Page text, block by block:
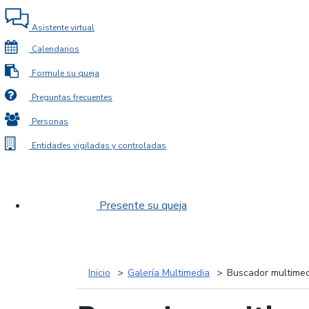
Asistente virtual
Calendarios
Formule su queja
Preguntas frecuentes
Personas
Entidades vigiladas y controladas
Presente su queja
Inicio Galería Multimedia Buscador